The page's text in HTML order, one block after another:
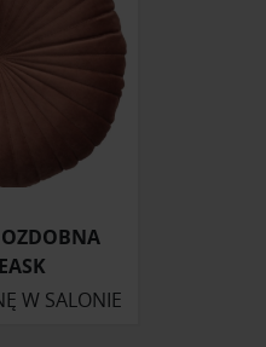
W SALONIE